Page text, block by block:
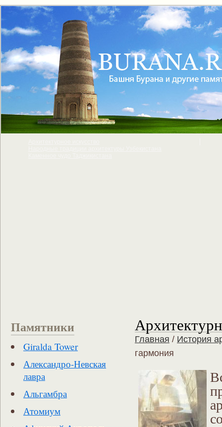
Памятники
Giralda Tower
Александро-Невская
лавра
Альгамбра
Атомиум
Главная / История
гармония